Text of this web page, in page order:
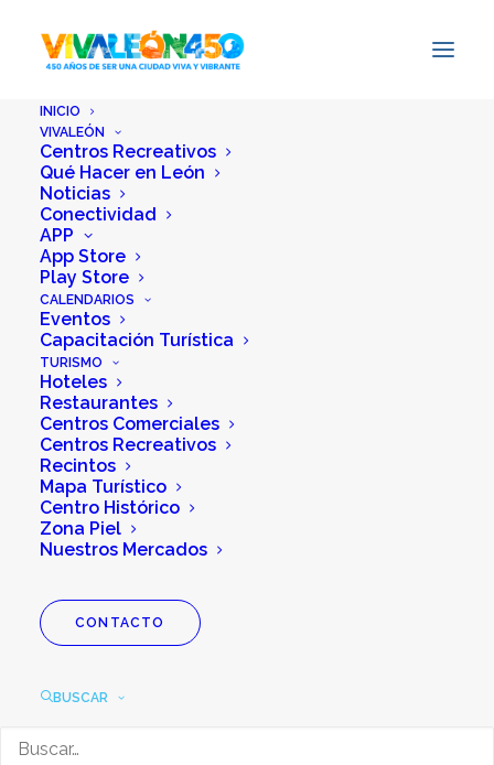
INICIO
VIVALEÓN
Centros Recreativos
Qué Hacer en León
Noticias
Conectividad
APP
App Store
Play Store
CALENDARIOS
Eventos
Capacitación Turística
TURISMO
Hoteles
Restaurantes
Centros Comerciales
Centros Recreativos
Recintos
Mapa Turístico
Centro Histórico
Zona Piel
Nuestros Mercados
CONTACTO
BUSCAR
Masterclass “Alta
pastelería: técnicas,
diseño y tendencias”